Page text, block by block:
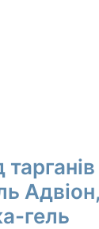
Адвіон,
гель